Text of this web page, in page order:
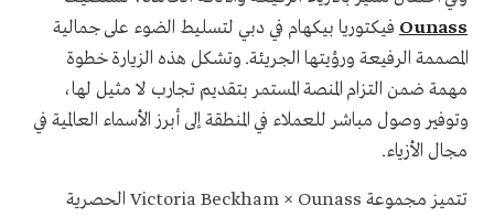
Ounass فيكتوريا بيكهام في دبي لتسليط الضوء على جمالية
المصممة الرفيعة ورؤيتها الجريئة. وتشكل هذه الزيارة خطوة
مهمة ضمن التزام المنصة المستمر بتقديم تجارب لا مثيل لها،
وتوفير وصول مباشر للعملاء في المنطقة إلى أبرز الأسماء العالمية في
مجال الأزياء.
تتميز مجموعة Victoria Beckham × Ounass الحصرية